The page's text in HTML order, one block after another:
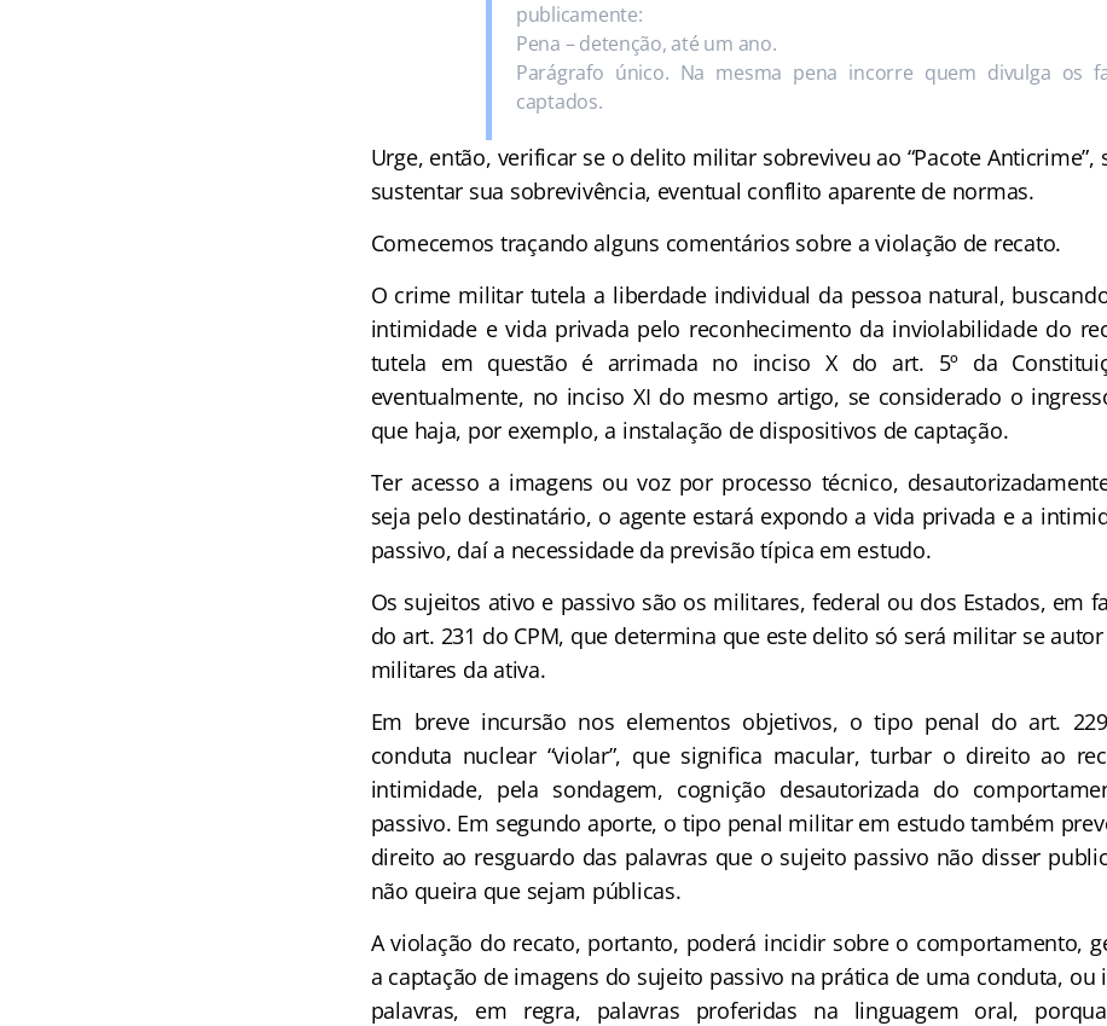
publicamente:
Pena – detenção, até um ano.
Parágrafo único. Na mesma pena incorre quem divulga os
captados.
Urge, então, verificar se o delito militar sobreviveu ao “Pacote Anticrime”,
sustentar sua sobrevivência, eventual conflito aparente de normas.
Comecemos traçando alguns comentários sobre a violação de recato.
O crime militar tutela a liberdade individual da pessoa natural,
intimidade e vida privada pelo reconhecimento da inviolabilidade do
tutela em questão é arrimada no inciso X do art. 5º da
eventualmente, no inciso XI do mesmo artigo, se considerado o
que haja, por exemplo, a instalação de dispositivos de captação.
Ter acesso a imagens ou voz por processo técnico,
seja pelo destinatário, o agente estará expondo a vida privada e a
passivo, daí a necessidade da previsão típica em estudo.
Os sujeitos ativo e passivo são os militares, federal ou dos Estados, em
do art. 231 do CPM, que determina que este delito só será militar se
militares da ativa.
Em breve incursão nos elementos objetivos, o tipo penal do art.
conduta nuclear “violar”, que significa macular, turbar o direito ao
intimidade, pela sondagem, cognição desautorizada do
passivo. Em segundo aporte, o tipo penal militar em estudo também
direito ao resguardo das palavras que o sujeito passivo não disser
não queira que sejam públicas.
A violação do recato, portanto, poderá incidir sobre o comportamento,
a captação de imagens do sujeito passivo na prática de uma conduta, ou
palavras, em regra, palavras proferidas na linguagem oral,